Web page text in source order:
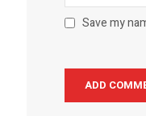
Save my